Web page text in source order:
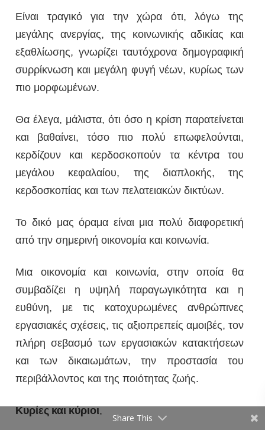
Είναι τραγικό για την χώρα ότι, λόγω της
μεγάλης ανεργίας, της κοινωνικής αδικίας και
εξαθλίωσης, γνωρίζει ταυτόχρονα δημογραφική
συρρίκνωση και μεγάλη φυγή νέων, κυρίως των
πιο μορφωμένων.
Θα έλεγα, μάλιστα, ότι όσο η κρίση παρατείνεται
και βαθαίνει, τόσο πιο πολύ επωφελούνται,
κερδίζουν και κερδοσκοπούν τα κέντρα του
μεγάλου κεφαλαίου, της διαπλοκής, της
κερδοσκοπίας και των πελατειακών δικτύων.
Το δικό μας όραμα είναι μια πολύ διαφορετική
από την σημερινή οικονομία και κοινωνία.
Μια οικονομία και κοινωνία, στην οποία θα
συμβαδίζει η υψηλή παραγωγικότητα και η
ευθύνη, με τις κατοχυρωμένες ανθρώπινες
εργασιακές σχέσεις, τις αξιοπρεπείς αμοιβές, τον
πλήρη σεβασμό των εργασιακών κατακτήσεων
και των δικαιωμάτων, την προστασία του
περιβάλλοντος και της ποιότητας ζωής.
Κυρίες και κύριοι,
Share This